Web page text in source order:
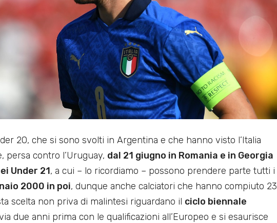
20, che si sono svolti in Argentina e che hanno visto l’Italia
persa contro l’Uruguay, dal 21 giugno in Romania e in Georgia
Under 21, a cui – lo ricordiamo – possono prendere parte tutti i
2000 in poi, dunque anche calciatori che hanno compiuto 23
scelta non priva di malintesi riguardano il ciclo biennale
due anni prima con le qualificazioni all’Europeo e si esaurisce